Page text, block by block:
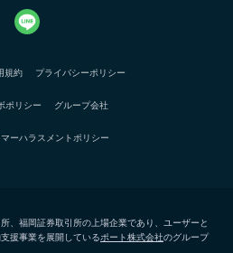
規約 プライバシーポリシー
ポリシー グループ会社
ーハラスメントポリシー
、福岡証券取引所の上場企業であり、ユーザーと
援事業を展開しているポート株式会社のグループ